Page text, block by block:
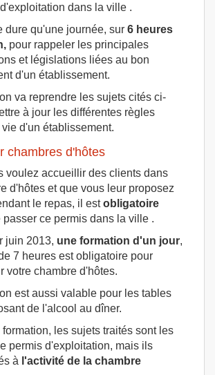
dans la ville .
dure qu'une journée, sur 6 heures
pour rappeler les principales
et législations liées au bon
d'un établissement.
va reprendre les sujets cités ci-
à jour les différentes règles
d'un établissement.
chambres d'hôtes
voulez accueillir des clients dans
d'hôtes et que vous leur proposez
le repas, il estobligatoire
passer ce permis dans la ville .
juin 2013, une formation d'un jour,
7 heures est obligatoire pour
votre chambre d'hôtes.
est aussi valable pour les tables
de l'alcool au dîner.
formation, les sujets traités sont les
permis d'exploitation, mais ils
à l'activité de la chambre